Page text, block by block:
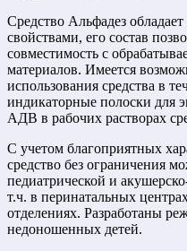
Средство Альфадез
свойствами, его состав
совместимость с
материалов. Имеется
использования средства в
индикаторные полоски для
АДВ в рабочих растворах
С учетом благоприятных
средство без ограничения
педиатрической и
т.ч. в перинатальных
отделениях. Разработаны
недоношенных детей.